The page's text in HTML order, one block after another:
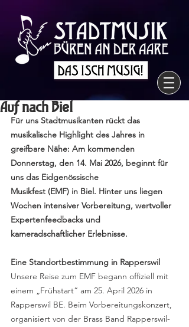
Auf nach Biel
Für uns Stadtmusikanten rückt das
musikalische Highlight des Jahres in
greifbare Nähe: Am kommenden
Donnerstag, den 14. Mai 2026, beginnt für
uns das Eidgenössische
Musikfest (EMF) in Biel. Hinter uns liegen
Wochen intensiver Vorbereitung, wertvoller
Expertenfeedbacks und
kameradschaftlicher Erlebnisse.
Eine Standortbestimmung in Rapperswil
Unsere Reise zum EMF begann offiziell mit
einem „Frühstart“ am 25. April 2026 in
Rapperswil BE. Beim Vorbereitungskonzert,
organisiert von der Brass Band Rapperswil-